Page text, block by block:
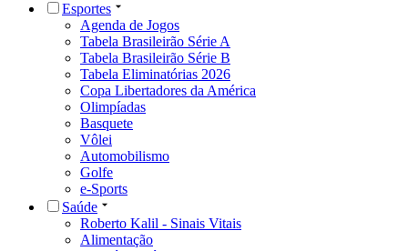
Esportes
Agenda de Jogos
Tabela Brasileirão Série A
Tabela Brasileirão Série B
Tabela Eliminatórias 2026
Copa Libertadores da América
Olimpíadas
Basquete
Vôlei
Automobilismo
Golfe
e-Sports
Saúde
Roberto Kalil - Sinais Vitais
Alimentação